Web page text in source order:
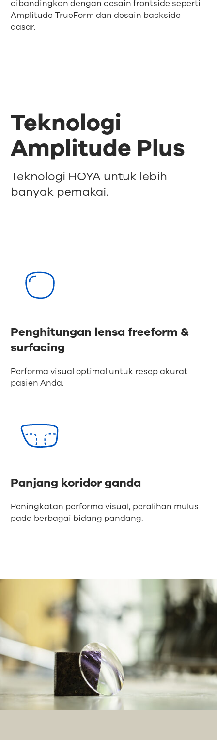
dibandingkan dengan desain frontside seperti
Amplitude TrueForm dan desain backside
dasar.
Teknologi
Amplitude Plus
Teknologi HOYA untuk lebih
banyak pemakai.
Penghitungan lensa freeform &
surfacing
Performa visual optimal untuk resep akurat
pasien Anda.
Panjang koridor ganda
Peningkatan performa visual, peralihan mulus
pada berbagai bidang pandang.